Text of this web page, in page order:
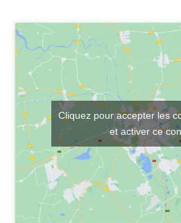
Cliquez pour accepter les
et activer ce